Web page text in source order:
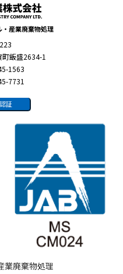
産業廃棄物処理
飯盛2634-1
1563
7731
証
業廃棄物処理